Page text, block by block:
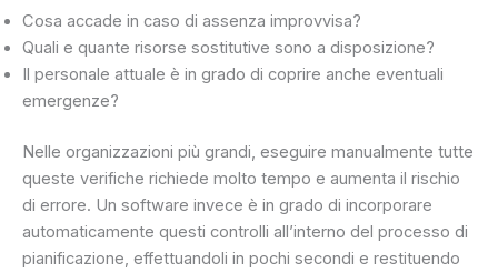
Cosa accade in caso di assenza improvvisa?
Quali e quante risorse sostitutive sono a disposizione?
Il personale attuale è in grado di coprire anche eventuali
emergenze?
Nelle organizzazioni più grandi, eseguire manualmente tutte
queste verifiche richiede molto tempo e aumenta il rischio
di errore. Un software invece è in grado di incorporare
automaticamente questi controlli all’interno del processo di
pianificazione, effettuandoli in pochi secondi e restituendo